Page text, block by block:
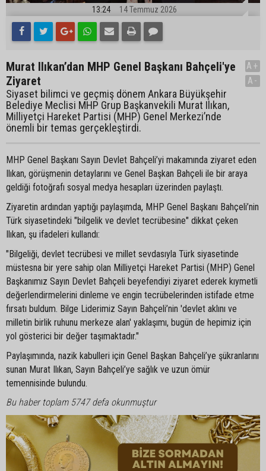
13:24 14 Temmuz 2026
Murat Ilıkan’dan MHP Genel Başkanı Bahçeli'ye
Ziyaret
Siyaset bilimci ve geçmiş dönem Ankara Büyükşehir
Belediye Meclisi MHP Grup Başkanvekili Murat Ilıkan,
Milliyetçi Hareket Partisi (MHP) Genel Merkezi’nde
önemli bir temas gerçekleştirdi.
A+
A-
MHP Genel Başkanı Sayın Devlet Bahçeli’yi makamında ziyaret eden
Ilıkan, görüşmenin detaylarını ve Genel Başkan Bahçeli ile bir araya
geldiği fotoğrafı sosyal medya hesapları üzerinden paylaştı.
Ziyaretin ardından yaptığı paylaşımda, MHP Genel Başkanı Bahçeli’nin
Türk siyasetindeki "bilgelik ve devlet tecrübesine" dikkat çeken
Ilıkan, şu ifadeleri kullandı:
"Bilgeliği, devlet tecrübesi ve millet sevdasıyla Türk siyasetinde
müstesna bir yere sahip olan Milliyetçi Hareket Partisi (MHP) Genel
Başkanımız Sayın Devlet Bahçeli beyefendiyi ziyaret ederek kıymetli
değerlendirmelerini dinleme ve engin tecrübelerinden istifade etme
fırsatı buldum. Bilge Liderimiz Sayın Bahçeli’nin 'devlet aklını ve
milletin birlik ruhunu merkeze alan' yaklaşımı, bugün de hepimiz için
yol gösterici bir değer taşımaktadır."
Paylaşımında, nazik kabulleri için Genel Başkan Bahçeli’ye şükranlarını
sunan Murat Ilıkan, Sayın Bahçeli’ye sağlık ve uzun ömür
temennisinde bulundu.
Bu haber toplam 5747 defa okunmuştur